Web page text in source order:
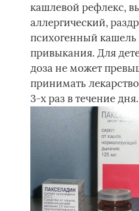
кашлевой рефлекс,
аллергический,
психогенный кашель
привыкания. Для
доза не может
принимать
3-х раз в течение дня.